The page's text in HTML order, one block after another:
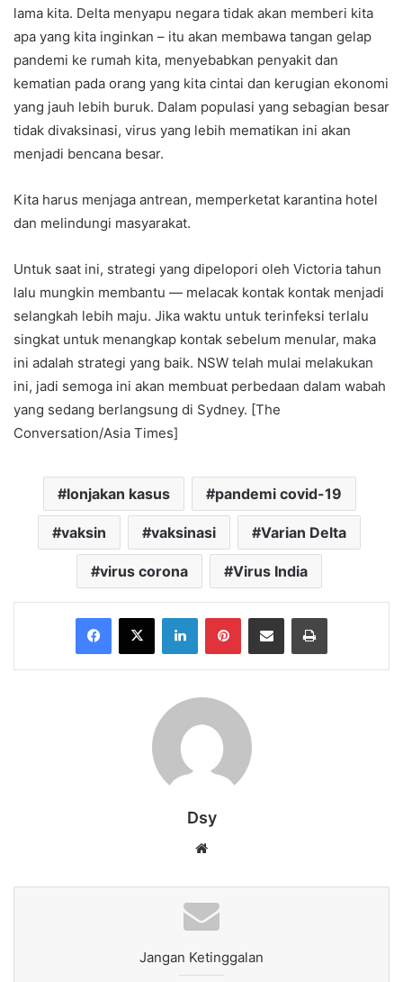
lama kita. Delta menyapu negara tidak akan memberi kita
apa yang kita inginkan – itu akan membawa tangan gelap
pandemi ke rumah kita, menyebabkan penyakit dan
kematian pada orang yang kita cintai dan kerugian ekonomi
yang jauh lebih buruk. Dalam populasi yang sebagian besar
tidak divaksinasi, virus yang lebih mematikan ini akan
menjadi bencana besar.
Kita harus menjaga antrean, memperketat karantina hotel
dan melindungi masyarakat.
Untuk saat ini, strategi yang dipelopori oleh Victoria tahun
lalu mungkin membantu — melacak kontak kontak menjadi
selangkah lebih maju. Jika waktu untuk terinfeksi terlalu
singkat untuk menangkap kontak sebelum menular, maka
ini adalah strategi yang baik. NSW telah mulai melakukan
ini, jadi semoga ini akan membuat perbedaan dalam wabah
yang sedang berlangsung di Sydney. [The
Conversation/Asia Times]
lonjakan kasus pandemi covid-19
vaksin vaksinasi Varian Delta
virus corona Virus India
Facebook
X LinkedInPinterestShare via Email Print
Dsy
Jangan Ketinggalan